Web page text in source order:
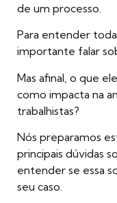
de um processo.
Para entender
importante falar
Mas afinal, o que
como impacta na
trabalhistas?
Nós preparamos
principais dúvidas
entender se essa
seu caso.